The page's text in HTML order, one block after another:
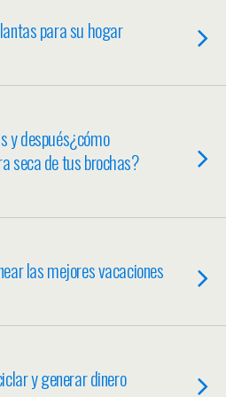
para su hogar
y después¿cómo
seca de tus brochas?
las mejores vacaciones
y generar dinero